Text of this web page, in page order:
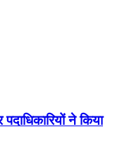
ने किया